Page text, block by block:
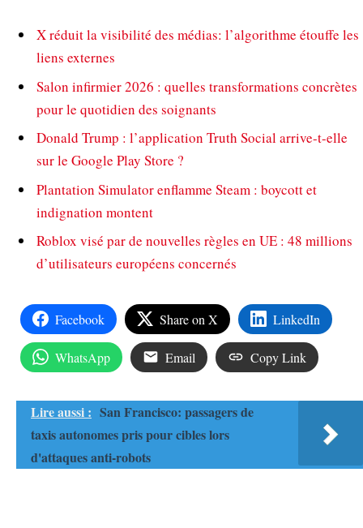
X réduit la visibilité des médias: l’algorithme étouffe les
liens externes
Salon infirmier 2026 : quelles transformations concrètes
pour le quotidien des soignants
Donald Trump : l’application Truth Social arrive-t-elle
sur le Google Play Store ?
Plantation Simulator enflamme Steam : boycott et
indignation montent
Roblox visé par de nouvelles règles en UE : 48 millions
d’utilisateurs européens concernés
Facebook Share on X LinkedIn
WhatsApp Email Copy Link
Lire aussi : San Francisco: passagers de
taxis autonomes pris pour cibles lors
d'attaques anti-robots